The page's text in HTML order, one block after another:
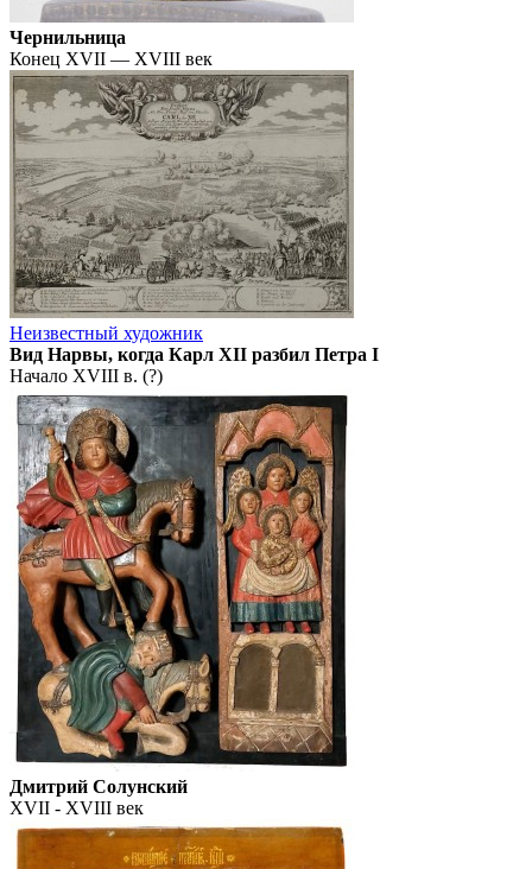
Чернильница
Конец XVII — XVIII век
Неизвестный художник
Вид Нарвы, когда Карл XII разбил Петра I
Начало XVIII в. (?)
Дмитрий Солунский
XVII - XVIII век